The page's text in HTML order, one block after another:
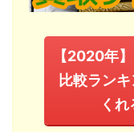
【2020年
比較ラン
く